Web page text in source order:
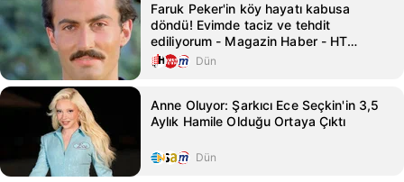
Faruk Peker'in köy hayatı kabusa
döndü! Evimde taciz ve tehdit
ediliyorum - Magazin Haber - HT
MagazinDün
Anne Oluyor: Şarkıcı Ece Seçkin'in 3,5
Aylık Hamile Olduğu Ortaya Çıktı
Dün